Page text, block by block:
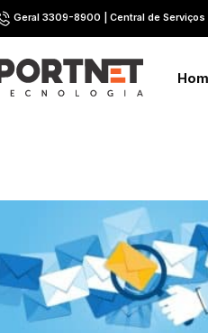
Geral 3309-8900 | Central de